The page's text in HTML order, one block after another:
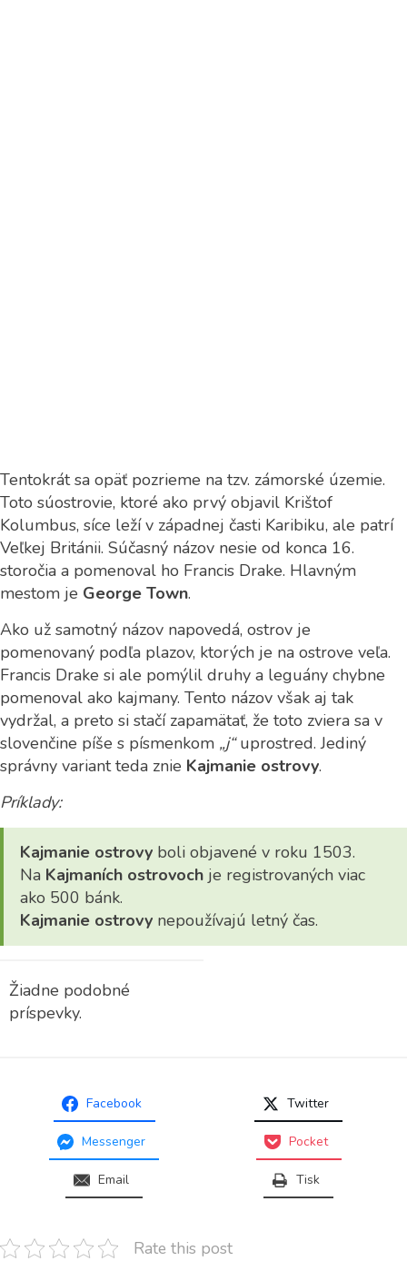
Tentokrát sa opäť pozrieme na tzv. zámorské územie.
Toto súostrovie, ktoré ako prvý objavil Krištof
Kolumbus, síce leží v západnej časti Karibiku, ale patrí
Veľkej Británii. Súčasný názov nesie od konca 16.
storočia a pomenoval ho Francis Drake. Hlavným
mestom je George Town.
Ako už samotný názov napovedá, ostrov je
pomenovaný podľa plazov, ktorých je na ostrove veľa.
Francis Drake si ale pomýlil druhy a leguány chybne
pomenoval ako kajmany. Tento názov však aj tak
vydržal, a preto si stačí zapamätať, že toto zviera sa v
slovenčine píše s písmenkom „j“uprostred. Jediný
správny variant teda znie Kajmanie ostrovy.
Príklady:
Kajmanie ostrovy boli objavené v roku 1503.
Na Kajmaních ostrovoch je registrovaných viac
ako 500 bánk.
Kajmanie ostrovy nepoužívajú letný čas.
Žiadne podobné
príspevky.
Facebook Twitter
Messenger Pocket
Email Tisk
Rate this post